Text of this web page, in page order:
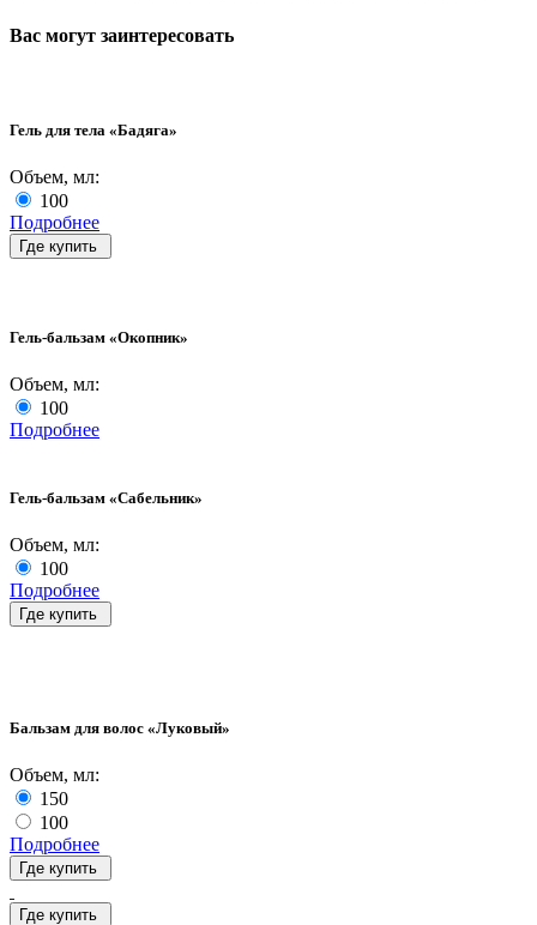
Вас могут заинтересовать
Гель для тела «Бадяга»
Объем, мл:
100
Подробнее
Где купить
Гель-бальзам «Окопник»
Объем, мл:
100
Подробнее
Гель-бальзам «Сабельник»
Объем, мл:
100
Подробнее
Где купить
Бальзам для волос «Луковый»
Объем, мл:
150
100
Подробнее
Где купить
Где купить